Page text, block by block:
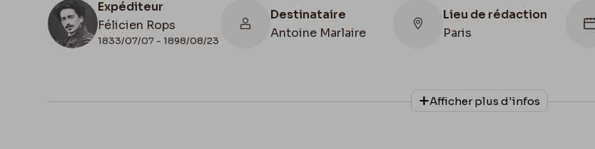
Expéditeur
Félicien Rops
1833/07/07 - 1898/08/23
Destinataire
Antoine Marlaire
Lieu de rédaction
Paris
N° d'inventaire
Collationnage
Date de fin
Afficher plus d'infos